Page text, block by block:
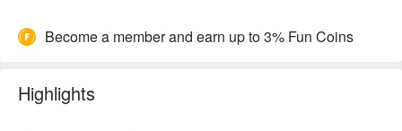
Become a member and earn up to 3% Fun Coins
Highlights